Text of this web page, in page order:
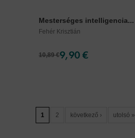
Mesterséges intelligencia...
Fehér Krisztián
10,89 €9,90 €
1 2 következő › utolsó »